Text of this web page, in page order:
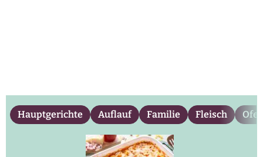
Hauptgerichte Auflauf Familie Fleisch